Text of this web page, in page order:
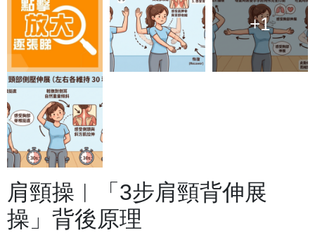
+1
肩頸操︱「3步肩頸背伸展
操」背後原理